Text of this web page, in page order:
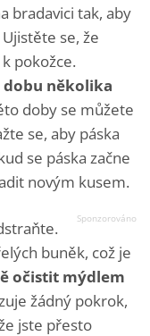
bradavici tak, aby
se, že
pokožce.
dobu několika
doby se můžete
se, aby páska
se páska začne
novým kusem.
buněk, což je
očistit mýdlem
žádný pokrok,
jste přesto